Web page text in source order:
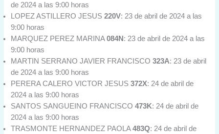
de 2024 a las 9:00 horas
LOPEZ ASTILLERO JESUS220V: 23 de abril de 2024 a las
9:00 horas
MARQUEZ PEREZ MARINA084N: 23 de abril de 2024 a las
9:00 horas
MARTIN SERRANO JAVIER FRANCISCO323A: 23 de abril
de 2024 a las 9:00 horas
PERERA CALERO VICTOR JESUS372X: 24 de abril de
2024 a las 9:00 horas
SANTOS SANGUEINO FRANCISCO473K: 24 de abril de
2024 a las 9:00 horas
TRASMONTE HERNANDEZ PAOLA483Q: 24 de abril de